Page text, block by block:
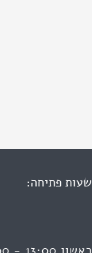
שעות פתיחה: